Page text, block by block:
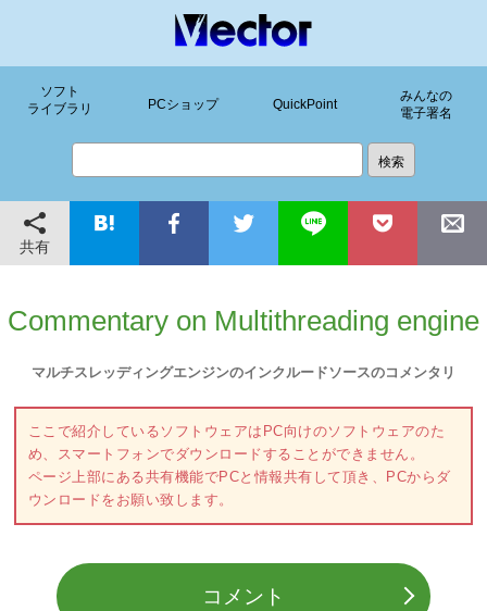
ソフト
ライブラリ
PCショップ QuickPoint
みんなの
電子署名
共有
Commentary on Multithreading engine
マルチスレッディングエンジンのインクルードソースのコメンタリ
ここで紹介しているソフトウェアはPC向けのソフトウェアのた
め、スマートフォンでダウンロードすることができません。
ページ上部にある共有機能でPCと情報共有して頂き、PCからダ
ウンロードをお願い致します。
コメント